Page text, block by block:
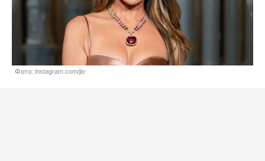
Фото: instagram.com/jlo